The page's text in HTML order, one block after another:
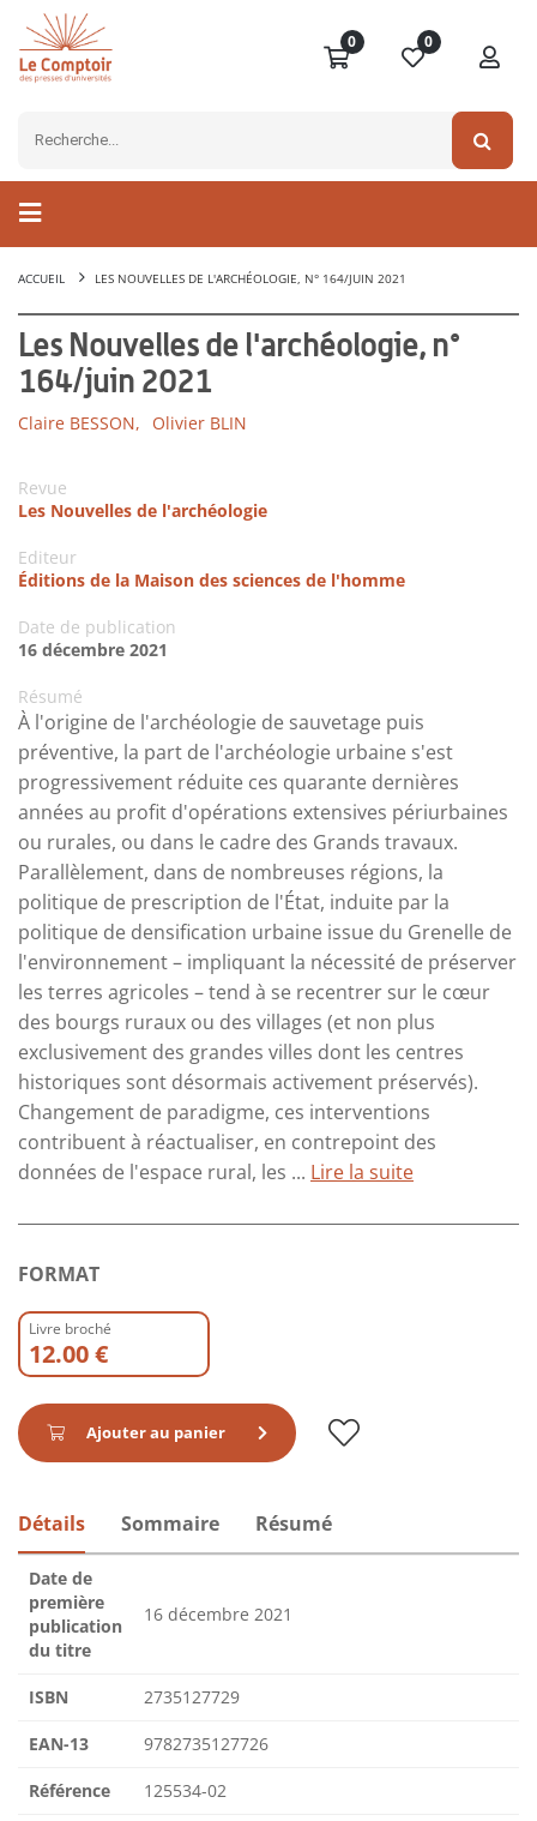
0 0
ACCUEIL LES NOUVELLES DE L'ARCHÉOLOGIE, N° 164/JUIN 2021
Les Nouvelles de l'archéologie, n°
164/juin 2021
Claire BESSON, Olivier BLIN
Revue
Les Nouvelles de l'archéologie
Editeur
Éditions de la Maison des sciences de l'homme
Date de publication
16 décembre 2021
Résumé
À l'origine de l'archéologie de sauvetage puis
préventive, la part de l'archéologie urbaine s'est
progressivement réduite ces quarante dernières
années au profit d'opérations extensives périurbaines
ou rurales, ou dans le cadre des Grands travaux.
Parallèlement, dans de nombreuses régions, la
politique de prescription de l'État, induite par la
politique de densification urbaine issue du Grenelle de
l'environnement – impliquant la nécessité de préserver
les terres agricoles – tend à se recentrer sur le cœur
des bourgs ruraux ou des villages (et non plus
exclusivement des grandes villes dont les centres
historiques sont désormais activement préservés).
Changement de paradigme, ces interventions
contribuent à réactualiser, en contrepoint des
données de l'espace rural, les ... Lire la suite
FORMAT
Livre broché
12.00 €
Ajouter au panier
Détails Sommaire Résumé
Date de
première
publication
du titre
16 décembre 2021
ISBN 2735127729
EAN-13 9782735127726
Référence 125534-02